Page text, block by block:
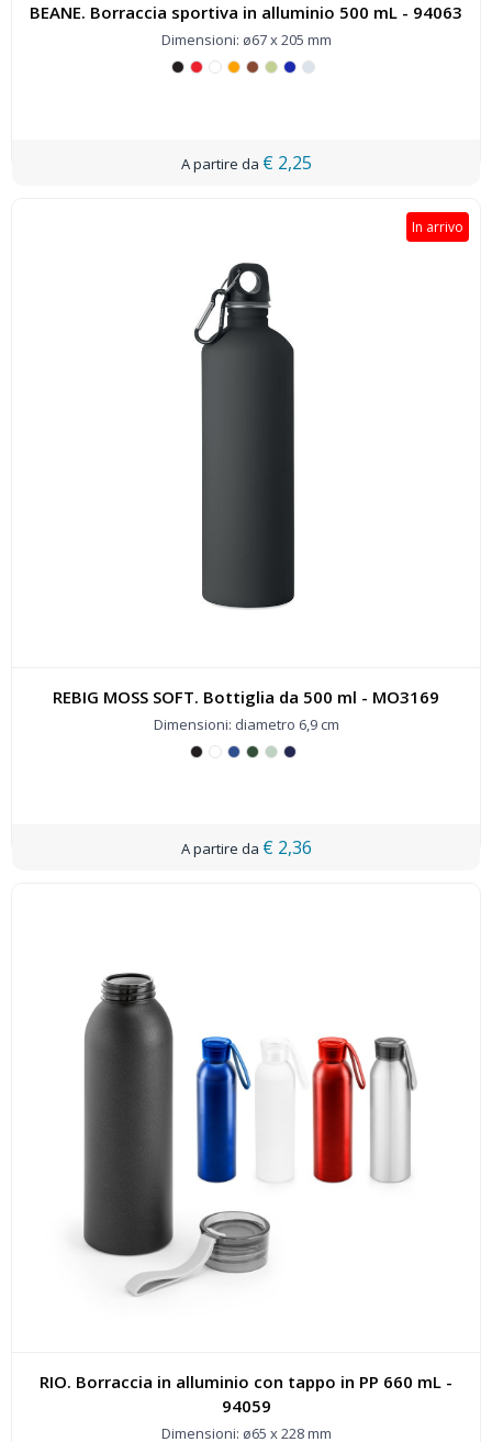
BEANE. Borraccia sportiva in alluminio 500 mL - 94063
Dimensioni: ø67 x 205 mm
€ 2,25
REBIG MOSS SOFT. Bottiglia da 500 ml - MO3169
In arrivo
Dimensioni: diametro 6,9 cm
€ 2,36
RIO. Borraccia in alluminio con tappo in PP 660 mL -
94059
Dimensioni: ø65 x 228 mm